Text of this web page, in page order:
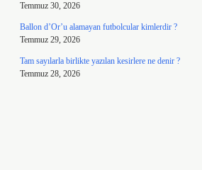
Temmuz 30, 2026
Ballon d’Or’u alamayan futbolcular kimlerdir ?
Temmuz 29, 2026
Tam sayılarla birlikte yazılan kesirlere ne denir ?
Temmuz 28, 2026